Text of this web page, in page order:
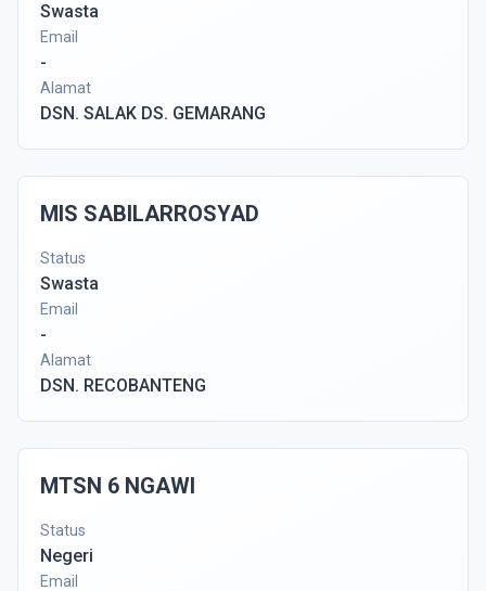
Swasta
Email
-
Alamat
DSN. SALAK DS. GEMARANG
MIS SABILARROSYAD
Status
Swasta
Email
-
Alamat
DSN. RECOBANTENG
MTSN 6 NGAWI
Status
Negeri
Email